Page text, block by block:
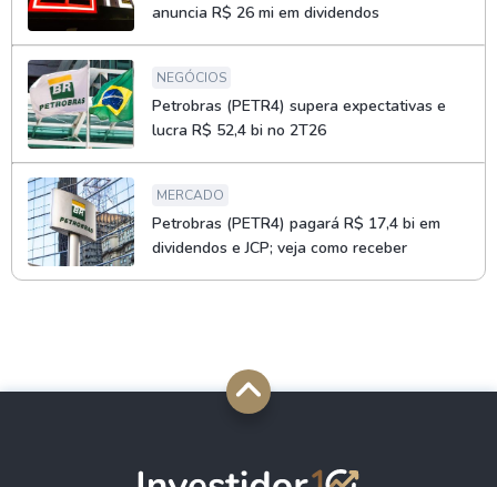
anuncia R$ 26 mi em dividendos
NEGÓCIOS
Petrobras (PETR4) supera expectativas e
lucra R$ 52,4 bi no 2T26
MERCADO
Petrobras (PETR4) pagará R$ 17,4 bi em
dividendos e JCP; veja como receber